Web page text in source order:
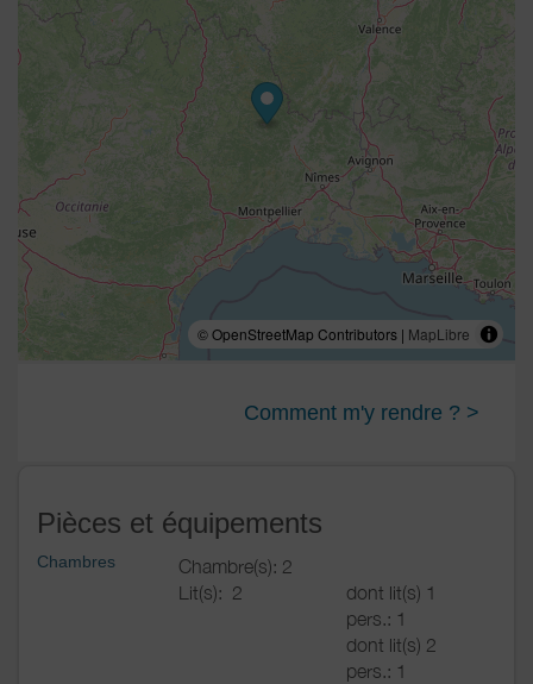
© OpenStreetMap Contributors | MapLibre
Comment m'y rendre ? >
Pièces et équipements
Chambres
Chambre(s): 2
Lit(s): 2
dont lit(s) 1
pers.: 1
dont lit(s) 2
pers.: 1